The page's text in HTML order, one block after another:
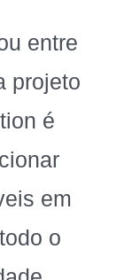
entre
projeto
é
em
o